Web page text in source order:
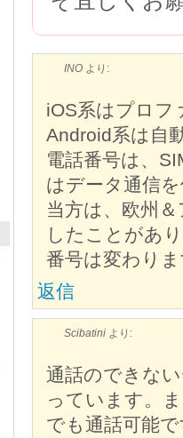
INO より:
iOS系はプロフ
Android系は自
電話番号は、
はデータ通信
当方は、欧州
したことがあ
番号は変わり
返信
Scibatini より:
通話のできな
っています。
でも通話可能